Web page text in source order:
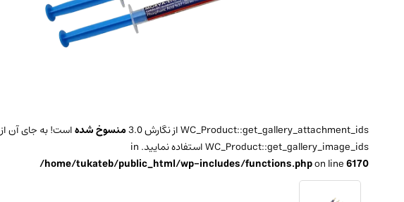
WC_Product::get_gallery_attachment_ids از نگارش 3.0 منسوخ شدهاست! به جای آن از
WC_Product::get_gallery_image_ids استفاده نمایید. in
/home/tukateb/public_html/wp-includes/functions.phpon line6170